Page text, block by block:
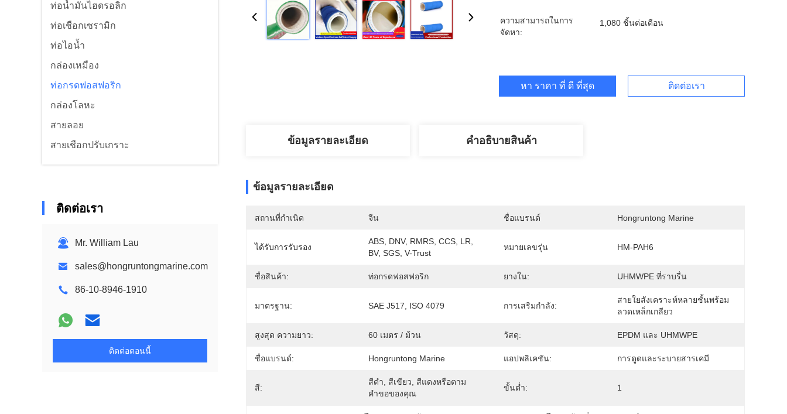
ท่อน้ำมันไฮดรอลิก
ท่อเชือกเซรามิก
ท่อไอน้ำ
กล่องเหมือง
ท่อกรดฟอสฟอริก
กล่องโลหะ
สายลอย
สายเชือกปรับเกราะ
ติดต่อเรา
Mr. William Lau
sales@hongruntongmarine.com
86-10-8946-1910
ติดต่อตอนนี้
ความสามารถในการ
จัดหา:
1,080 ชิ้นต่อเดือน
หา ราคา ที่ ดี ที่สุด ติดต่อเรา
ข้อมูลรายละเอียด คําอธิบายสินค้า
ข้อมูลรายละเอียด
สถานที่กำเนิด จีน ชื่อแบรนด์ Hongruntong Marine
ได้รับการรับรอง
ABS, DNV, RMRS, CCS, LR,
BV, SGS, V-Trust
หมายเลขรุ่น HM-PAH6
ชื่อสินค้า: ท่อกรดฟอสฟอริก ยางใน: UHMWPE ที่ราบรื่น
มาตรฐาน: SAE J517, ISO 4079 การเสริมกำลัง:
สายใยสังเคราะห์หลายชั้นพร้อม
ลวดเหล็กเกลียว
สูงสุด ความยาว: 60 เมตร / ม้วน วัสดุ: EPDM และ UHMWPE
ชื่อแบรนด์: Hongruntong Marine แอปพลิเคชัน: การดูดและระบายสารเคมี
สี:
สีดำ, สีเขียว, สีแดงหรือตาม
คำขอของคุณ
ขั้นต่ำ: 1